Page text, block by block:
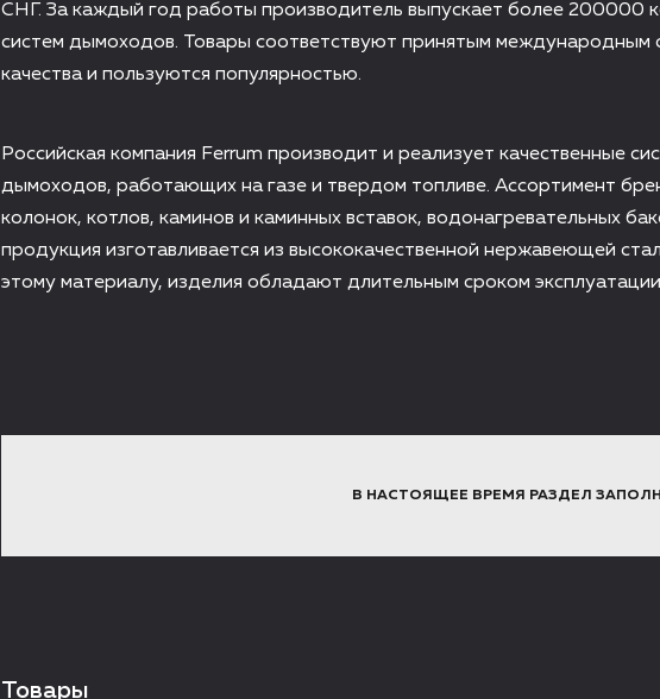
СНГ. За каждый год работы производитель выпускает более 200000
систем дымоходов. Товары соответствуют принятым международным
качества и пользуются популярностью.
Российская компания Ferrum производит и реализует качественные
дымоходов, работающих на газе и твердом топливе. Ассортимент
колонок, котлов, каминов и каминных вставок, водонагревательных
продукция изготавливается из высококачественной нержавеющей
этому материалу, изделия обладают длительным сроком
В НАСТОЯЩЕЕ ВРЕМЯ РАЗДЕЛ
Товары